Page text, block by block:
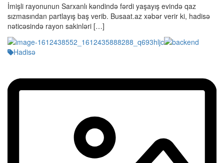
İmişli rayonunun Sarxanlı kəndində fərdi yaşayış evində qaz
sızmasından partlayış baş verib. Busaat.az xəbər verir ki, hadisə
nəticəsində rayon sakinləri […]
Hadisə